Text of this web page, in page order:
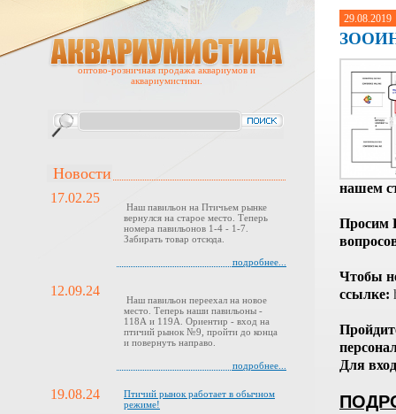
29.08.2019
нашем
Просим
Чтобы
ссылке:
Для
оптово-розничная продажа аквариумов и
аквариумистики.
Новости
17.02.25
Наш павильон на Птичьем рынке
вернулся на старое место. Теперь
номера павильонов 1-4 - 1-7.
Забирать товар отсюда.
подробнее...
12.09.24
Наш павильон переехал на новое
место. Теперь наши павильоны -
118А и 119А. Ориентир - вход на
птичий рынок №9, пройти до конца
и повернуть направо.
подробнее...
19.08.24
Птичий рынок работает в обычном
режиме!